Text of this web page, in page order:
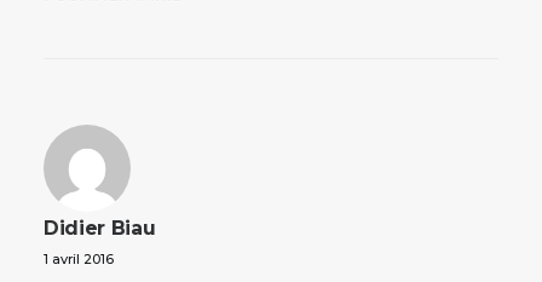
Didier Biau
1 avril 2016